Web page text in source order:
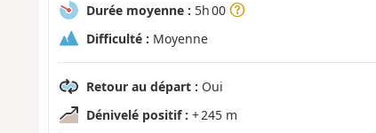
Durée moyenne : 5h 00
Difficulté : Moyenne
Retour au départ : Oui
Dénivelé positif : + 245 m